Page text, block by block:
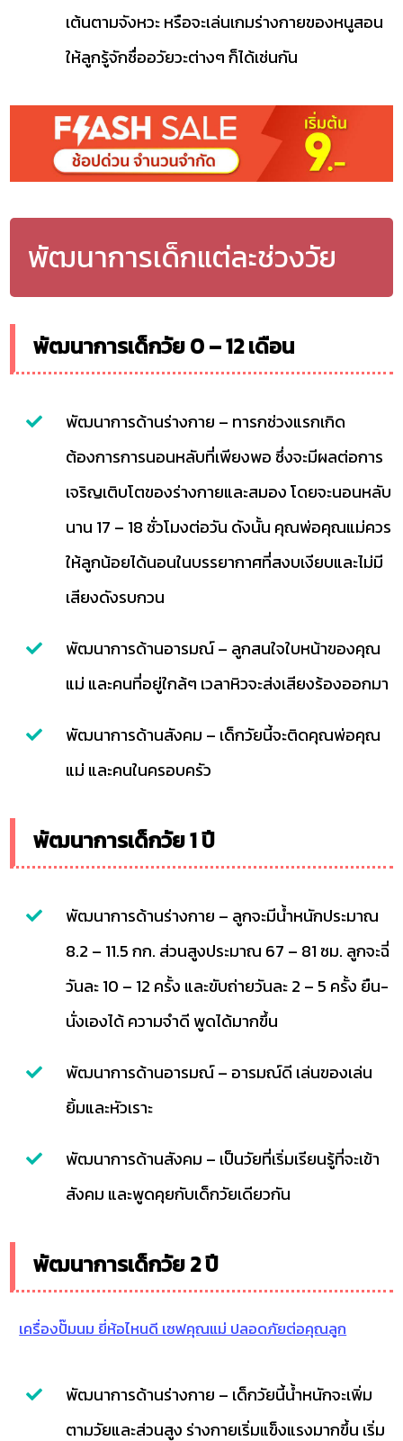
เต้นตามจังหวะ หรือจะเล่นเกมร่างกายของหนูสอน
ให้ลูกรู้จักชื่ออวัยวะต่างๆ ก็ได้เช่นกัน
พัฒนาการเด็กแต่ละช่วงวัย
พัฒนาการเด็กวัย 0 – 12 เดือน
พัฒนาการด้านร่างกาย – ทารกช่วงแรกเกิด
ต้องการการนอนหลับที่เพียงพอ ซึ่งจะมีผลต่อการ
เจริญเติบโตของร่างกายและสมอง โดยจะนอนหลับ
นาน 17 – 18 ชั่วโมงต่อวัน ดังนั้น คุณพ่อคุณแม่ควร
ให้ลูกน้อยได้นอนในบรรยากาศที่สงบเงียบและไม่มี
เสียงดังรบกวน
พัฒนาการด้านอารมณ์ – ลูกสนใจใบหน้าของคุณ
แม่ และคนที่อยู่ใกล้ๆ เวลาหิวจะส่งเสียงร้องออกมา
พัฒนาการด้านสังคม – เด็กวัยนี้จะติดคุณพ่อคุณ
แม่ และคนในครอบครัว
พัฒนาการเด็กวัย 1 ปี
พัฒนาการด้านร่างกาย – ลูกจะมีน้ำหนักประมาณ
8.2 – 11.5 กก. ส่วนสูงประมาณ 67 – 81 ซม. ลูกจะฉี่
วันละ 10 – 12 ครั้ง และขับถ่ายวันละ 2 – 5 ครั้ง ยืน-
นั่งเองได้ ความจำดี พูดได้มากขึ้น
พัฒนาการด้านอารมณ์ – อารมณ์ดี เล่นของเล่น
ยิ้มและหัวเราะ
พัฒนาการด้านสังคม – เป็นวัยที่เริ่มเรียนรู้ที่จะเข้า
สังคม และพูดคุยกับเด็กวัยเดียวกัน
พัฒนาการเด็กวัย 2 ปี
เครื่องปั๊มนม ยี่ห้อไหนดี เซฟคุณแม่ ปลอดภัยต่อคุณลูก
พัฒนาการด้านร่างกาย – เด็กวัยนี้น้ำหนักจะเพิ่ม
ตามวัยและส่วนสูง ร่างกายเริ่มแข็งแรงมากขึ้น เริ่ม